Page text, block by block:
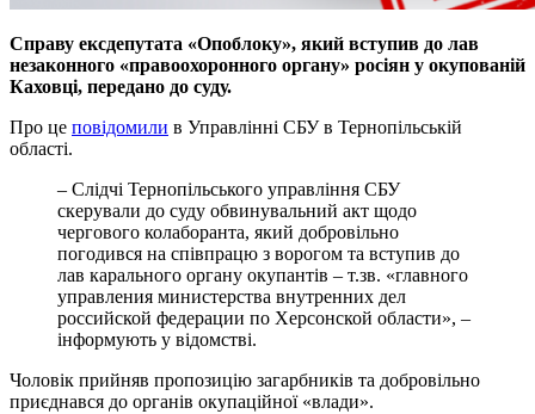
Справу ексдепутата «Опоблоку», який вступив до лав
незаконного «правоохоронного органу» росіян у окупованій
Каховці, передано до суду.
Про це повідомили в Управлінні СБУ в Тернопільській
області.
– Слідчі Тернопільського управління СБУ
скерували до суду обвинувальний акт щодо
чергового колаборанта, який добровільно
погодився на співпрацю з ворогом та вступив до
лав карального органу окупантів – т.зв. «главного
управления министерства внутренних дел
российской федерации по Херсонской области», –
інформують у відомстві.
Чоловік прийняв пропозицію загарбників та добровільно
приєднався до органів окупаційної «влади».